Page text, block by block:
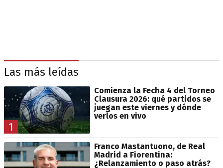
Las más leídas
1
Comienza la Fecha 4 del Torneo
Clausura 2026: qué partidos se
juegan este viernes y dónde
verlos en vivo
Franco Mastantuono, de Real
Madrid a Fiorentina:
¿Relanzamiento o paso atrás?